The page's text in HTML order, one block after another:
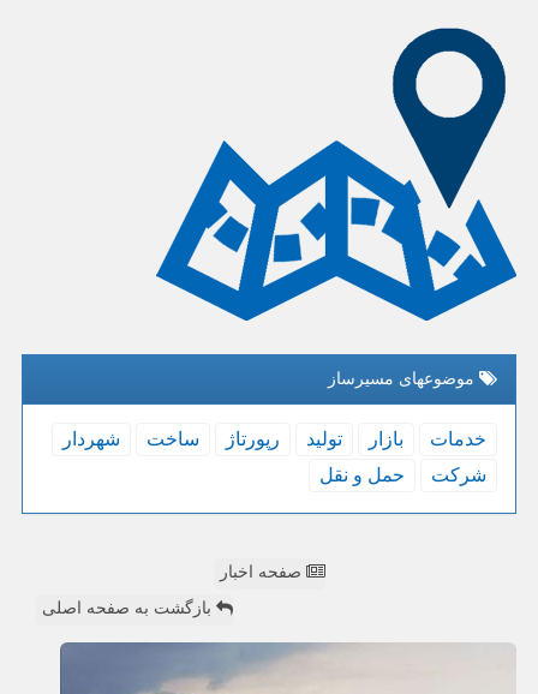
موضوعهای مسیرساز
خدمات بازار تولید رپورتاژ ساخت
شهردار
شركت
حمل و نقل
صفحه اخبار
بازگشت به صفحه اصلی